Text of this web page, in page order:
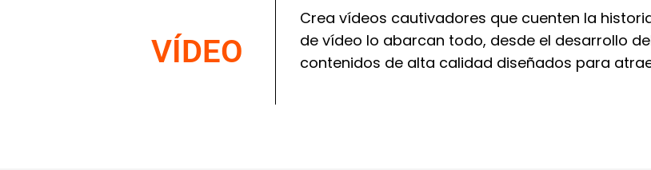
VÍDEO
Crea vídeos cautivadores que cuenten la
de vídeo lo abarcan todo, desde el desarrollo
contenidos de alta calidad diseñados para